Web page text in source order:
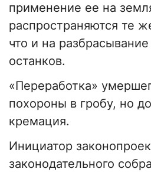
применение ее на
распространяются те
что и на
останков.
«Переработка»
похороны в гробу, но
кремация.
Инициатор
законодательного